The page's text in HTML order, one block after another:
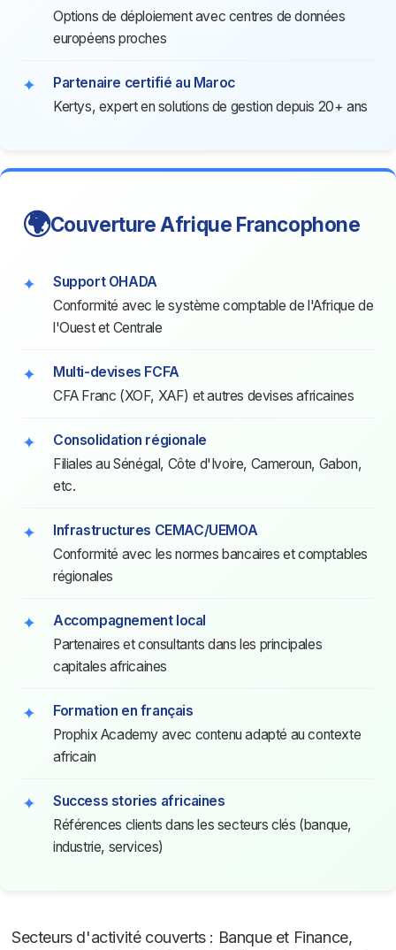
Options de déploiement avec centres de données
européens proches
Partenaire certifié au Maroc
Kertys, expert en solutions de gestion depuis 20+ ans
🌍Couverture Afrique Francophone
Support OHADA
Conformité avec le système comptable de l'Afrique de
l'Ouest et Centrale
Multi-devises FCFA
CFA Franc (XOF, XAF) et autres devises africaines
Consolidation régionale
Filiales au Sénégal, Côte d'Ivoire, Cameroun, Gabon,
etc.
Infrastructures CEMAC/UEMOA
Conformité avec les normes bancaires et comptables
régionales
Accompagnement local
Partenaires et consultants dans les principales
capitales africaines
Formation en français
Prophix Academy avec contenu adapté au contexte
africain
Success stories africaines
Références clients dans les secteurs clés (banque,
industrie, services)
Secteurs d'activité couverts : Banque et Finance,